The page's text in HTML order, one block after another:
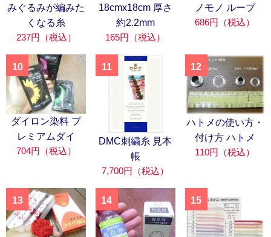
みぐるみが編みた
くなる糸
237円（税込）
18cmx18cm 厚さ
約2.2mm
165円（税込）
ノモノ ループ
686円（税込）
10
ダイロン染料 プ
レミアムダイ
704円（税込）
11
DMC刺繍糸 見本
帳
7,700円（税込）
12
ハトメの使い方・
付け方 ハトメ
110円（税込）
13 14 15